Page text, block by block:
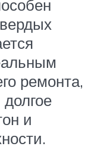
ремонта,
и